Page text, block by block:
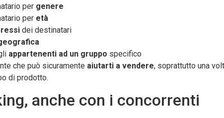
per genere
per età
dei destinatari
appartenenti ad un gruppo specifico
che può sicuramente aiutarti a vendere, soprattutto una
di prodotto.
anche con i concorrenti